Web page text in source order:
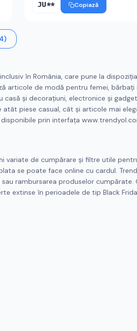
JU** Copiază
)
în România, care pune la dispoziția
articole de modă pentru femei, bărbați
și decorațiuni, electronice și
piese casual, cât și articole mai
prin interfața
variate de cumpărare și filtre utile
se poate face online cu cardul.
rambursarea produselor cumpărate.
extinse în perioadele de tip Black